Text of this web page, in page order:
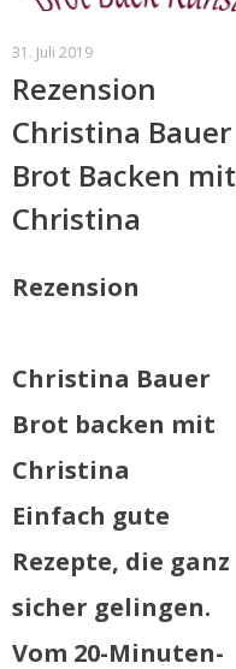
31. Juli 2019
Rezension
Christina Bauer
Brot Backen mit
Christina
Rezension
Christina Bauer
Brot backen mit
Christina
Einfach gute
Rezepte, die ganz
sicher gelingen.
Vom 20-Minuten-